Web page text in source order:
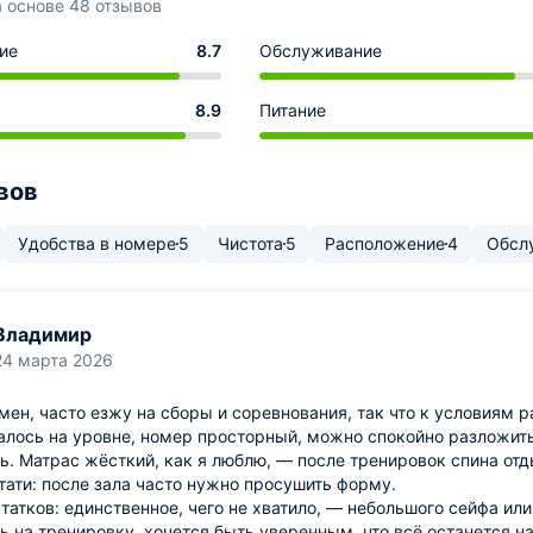
основе 48 отзывов
8.7 Обслуживание
8.9 Питание
Удобства в номере5 Чистота 5 Расположение4
марта 2026
часто езжу на сборы и соревнования, так что к условиям
на уровне, номер просторный, можно спокойно
Матрас жёсткий, как я люблю, — после тренировок спина
после зала часто нужно просушить форму.
единственное, чего не хватило, — небольшого сейфа